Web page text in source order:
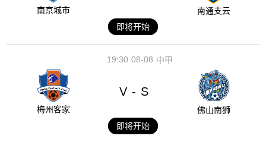
南京城市
南通支云
即将开始
08-08
19:30 中甲
梅州客家
V - S
佛山南狮
即将开始